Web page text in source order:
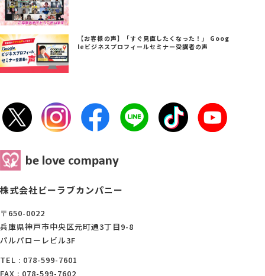
【お客様の声】「すぐ見直したくなった！」 Goog
leビジネスプロフィールセミナー受講者の声
株式会社ビーラブカンパニー
〒650-0022
兵庫県神戸市中央区元町通3丁目9-8
パルパローレビル3F
TEL : 078-599-7601
FAX : 078-599-7602